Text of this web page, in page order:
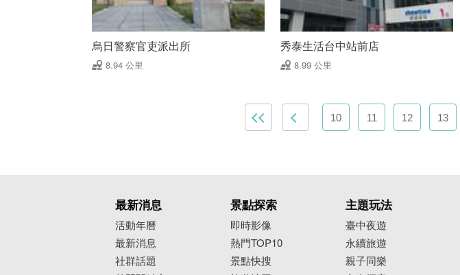
烏日警察官吏派出所
8.94 公里
秀泰生活台中站前店
8.99 公里
10 11 12 13
最新消息
活動年曆
最新消息
社群話題
景點探索
即時影像
熱門TOP10
景點快搜
主題玩法
臺中夜遊
永續旅遊
親子同樂